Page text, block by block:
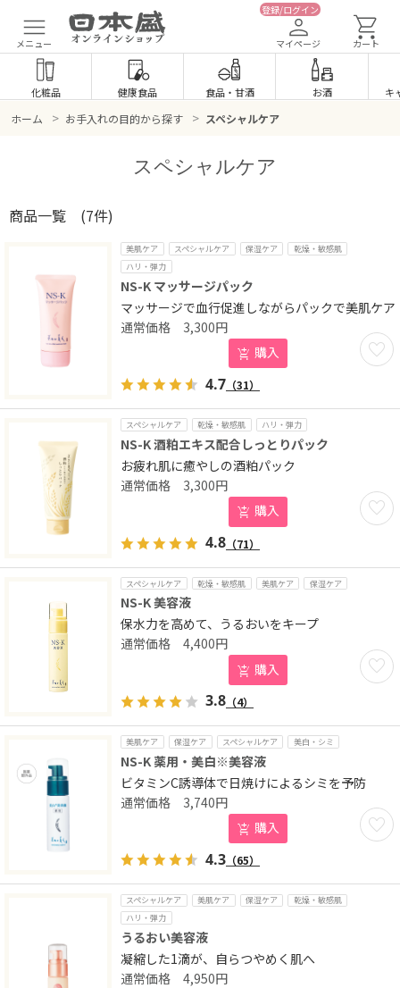
メニュー
登録/ログイン
マイページ カート
化粧品 健康食品 食品・ 甘酒 お酒 キ
ホーム > お手入れの目的から探す > スペシャルケア
スペシャルケア
商品一覧 (7件)
美肌ケア スペシャルケア 保湿ケア
乾燥・敏感肌
ハリ・弾力
NS-K マッサージパック
マッサージで血行促進しながらパックで美肌ケア
お気
3,300円
購入
4.7 （31）
スペシャルケア 乾燥・敏感肌 ハリ・弾力
NS-K 酒粕エキス配合しっとりパック
お疲れ肌に癒やしの酒粕パック
お気
3,300円
購入
4.8 （71）
スペシャルケア 乾燥・敏感肌 美肌ケア 保湿ケア
NS-K 美容液
保水力を高めて、うるおいをキープ
お気
4,400円
購入
3.8 （4）
美肌ケア 保湿ケア スペシャルケア 美白・シミ
NS-K 薬用・美白※美容液
ビタミンC誘導体で日焼けによるシミを予防
お気
3,740円
購入
4.3 （65）
スペシャルケア 美肌ケア 保湿ケア
乾燥・敏感肌
ハリ・弾力
うるおい美容液
凝縮した1滴が、自らつやめく肌へ
4,950円